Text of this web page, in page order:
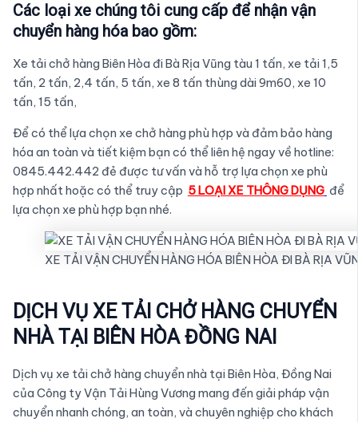
Các loại xe chúng tôi cung cấp để nhận vận
chuyển hàng hóa bao gồm:
Xe tải chở hàng Biên Hòa đi Bà Rịa Vũng tàu 1 tấn, xe tải 1,5
tấn, 2 tấn, 2,4 tấn, 5 tấn, xe 8 tấn thùng dài 9m60, xe 10
tấn, 15 tấn,
Để có thể lựa chọn xe chở hàng phù hợp và đảm bảo hàng
hóa an toàn và tiết kiệm bạn có thể liên hệ ngay về hotline:
0845.442.442 đẻ được tư vấn và hỗ trợ lựa chọn xe phù
hợp nhất hoặc có thể truy cập 5 LOẠI XE THÔNG DỤNG để
lựa chọn xe phù hợp bạn nhé.
XE TẢI VẬN CHUYỂN HÀNG HÓA BIÊN HÒA ĐI BÀ RỊA
DỊCH VỤ XE TẢI CHỞ HÀNG CHUYỂN
NHÀ TẠI BIÊN HÒA ĐỒNG NAI
Dịch vụ xe tải chở hàng chuyển nhà tại Biên Hòa, Đồng Nai
của Công ty Vận Tải Hùng Vương mang đến giải pháp vận
chuyển nhanh chóng, an toàn, và chuyên nghiệp cho khách